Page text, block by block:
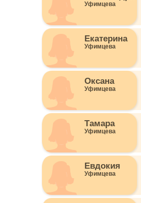
Уфимцева
Екатерина
Уфимцева
Оксана
Уфимцева
Тамара
Уфимцева
Евдокия
Уфимцева